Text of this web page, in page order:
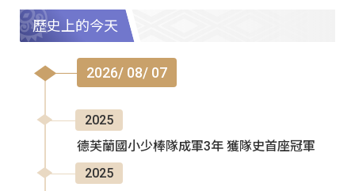
歷史上的今天
2026/ 08/ 07
2025
德芙蘭國小少棒隊成軍3年 獲隊史首座冠軍
2025